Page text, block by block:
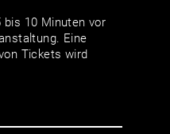
bis 10 Minuten vor
Eine
Tickets wird